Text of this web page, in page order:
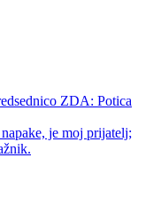
ZDA: Potica
je moj prijatelj;